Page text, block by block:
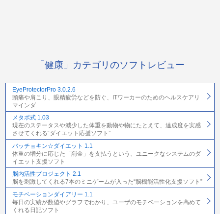
「健康」カテゴリのソフトレビュー
EyeProtectorPro 3.0.2.6
頭痛や肩こり、眼精疲労などを防ぐ、ITワーカーのためのヘルスケアリ
マインダ
メタボ式 1.03
現在のステータスや減少した体重を動物や物にたとえて、達成度を実感
させてくれる“ダイエット応援ソフト”
バッチョキン☆ダイエット 1.1
体重の増分に応じた「罰金」を支払うという、ユニークなシステムのダ
イエット支援ソフト
脳内活性プロジェクト 2.1
脳を刺激してくれる7本のミニゲームが入った“脳機能活性化支援ソフト”
モチベーションダイアリー 1.1
毎日の実績が数値やグラフでわかり、ユーザのモチベーションを高めて
くれる日記ソフト